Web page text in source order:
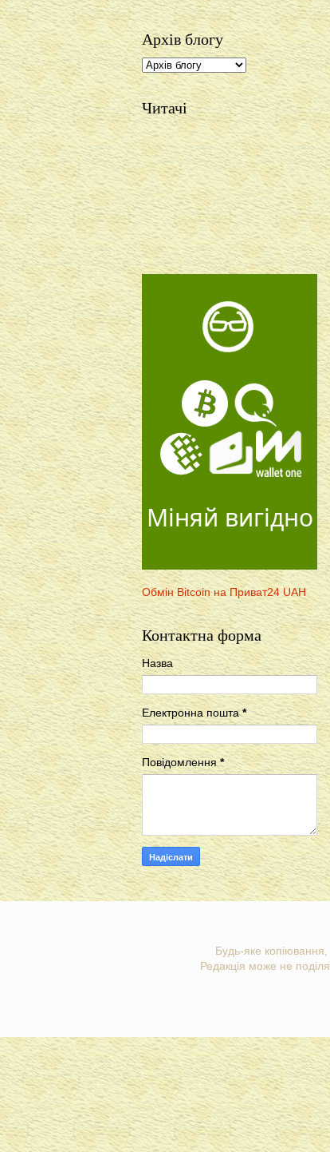
Архів блогу
Читачі
Міняй вигідно
Обмін Bitcoin на Приват24 UAH
Контактна форма
Назва
Електронна пошта*
Повідомлення*
Будь-яке копіювання,
Редакція може не